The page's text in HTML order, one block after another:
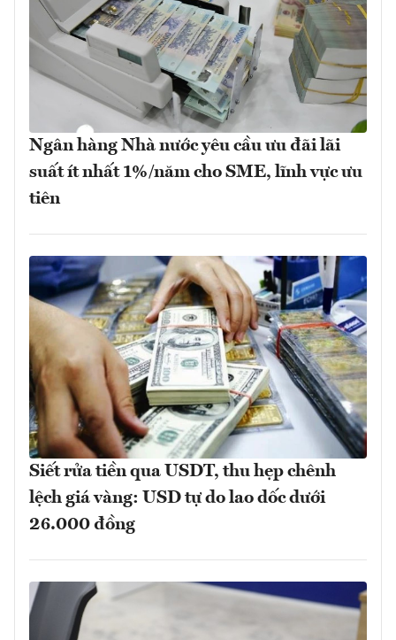
Ngân hàng Nhà nước yêu cầu ưu đãi lãi
suất ít nhất 1%/năm cho SME, lĩnh vực ưu
tiên
Siết rửa tiền qua USDT, thu hẹp chênh
lệch giá vàng: USD tự do lao dốc dưới
26.000 đồng